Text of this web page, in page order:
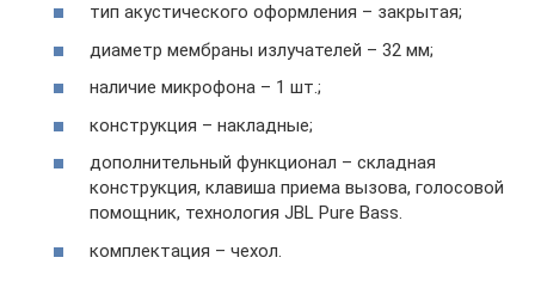
тип акустического оформления – закрытая;
диаметр мембраны излучателей – 32 мм;
наличие микрофона – 1 шт.;
конструкция – накладные;
дополнительный функционал – складная
конструкция, клавиша приема вызова, голосовой
помощник, технология JBL Pure Bass.
комплектация – чехол.